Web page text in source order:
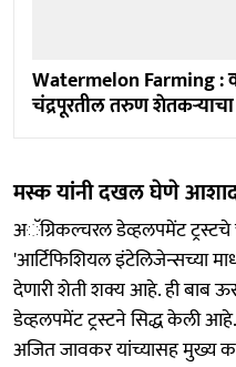
Watermelon Farming :
चंद्रपूरतील तरुण शेतकऱ्याचा
मस्क यांनी दखल घेणे
अॅग्रिकल्चरल डेव्हलपमेंट ट्रस्टचे
'आर्टिफिशियल इंटेलिजेन्सच्या
देणारी शेती शक्य आहे. ही बाब
डेव्हलपमेंट ट्रस्टने सिद्ध केली आहे.
अजित जावकर यांच्यासह मुख्य